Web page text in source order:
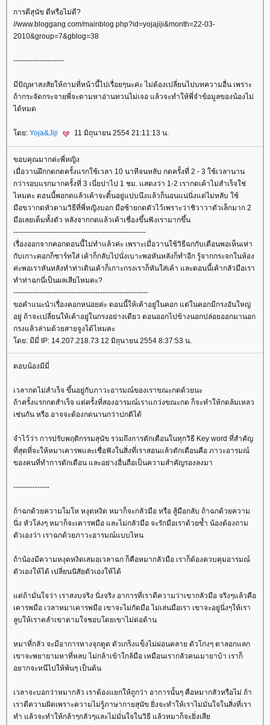
การตีสุนัข ดีหรือไม่ดี?
//www.bloggang.com/mainblog.php?id=yojajiji&month=22-03-
2010&group=7&gblog=38
---------------------
มีปัญหาสงสัยให้ถามที่หน้านี้ไปเรื่อยๆนะค่ะ ไม่ต้องเปลี่ยนไปบทความอื่น เพราะ
ถ้ากระจัดกระจายพี่จะตามหาอ่านทวนไม่เจอ แล้วจะทำให้พี่จำข้อมูลของน้องไม่
ได้หมด
ดย: Yoja&Jiji 11 มิถุนายน 2554 21:11:13 น.
ขอบคุณมากค่ะพี่หญิง
เมื่อวานฝึกกดกดครั้งแรกใช้เวลา 10 นาทีจนหลับ กดครั้งที่ 2 - 3 ใช้เวลานาน
กว่ารอบแรกมากครั้งที่ 3 เนี่ยปาไป 1 ชม. แสดงว่า 1-2 เรากดเค้าไม่สำเร็จใช่
ไหมคะ ตอนนี้พอกดแล้วเค้าจะดิ้นอยู่แปบนึงแล้วก็นอนแน่นิ่งแต่ไม่หลับ ใช้
มือขวากดหัวตามวิธีที่พี่หญิงบอก มือซ้ายกดตัวไว้เพราะว่าชิวาวาตัวเล็กมาก 2
มือเลยเต็มทั้งตัว หลังจากกดแล้วเค้าเชื่องขึ้นฟังเรามากขึ้น
-------------------------------------------------------
เรื่องออกจากคอกตอนนี้ไม่ทำแล้วค่ะ เพราะเมื่อวานใช้วิธีฉกกับเตือนพอเห็นเห่า
กับเกาะคอกก็ชาร์ทใส่ เค้าก็กลับไปนั่งเบาะพอหันหลังก็ทำอีก รู้จากกระจกในห้อง
ค่ะพอเราหันหลังทำท่าเดินเค้าก็เกาะกรงเราก็หันใส่เค้า และตอนนี้เค้ากลัวมือเรา
ทำท่าฉกนี่เป็นผลเสียไหมคะ?
--------------------------------------------------------
ขอคำแนะนำเรื่องคอกหน่อยค่ะ ตอนนี้ให้เค้าอยู่ในคอก แต่ในคอกมีกรงอันใหญ่
อยู่ ถ้าจะเปลี่ยนให้เค้าอยู่ในกรงอย่างเดียว ตอนออกไปข้างนอกปล่อยออกมานอก
กรงแล้วล่ามด้วยสายจูงได้ไหมคะ
ดย: มีมี่ IP: 14.207.218.73 12 มิถุนายน 2554 8:37:53 น.
ตอบน้องมีมี่
เวลากดไม่สำเร็จ ขึ้นอยู่กับภาวะอารมณ์ของเราขณะกดด้วยนะ
ถ้าครั้งแรกกดสำเร็จ แต่ครั้งที่สองอารมณ์เราแกว่งขณะกด ก็จะทำให้กดล้มเหลว
เช่นกัน หรือ อาจจะต้องกดนานกว่าปกติได้
จำไว้ว่า การปรับพฤติกรรมสุนัข รวมถึงการตักเตือนในทุกวิธี Key word ที่สำคัญ
ที่สุดที่จะให้หมาเคารพและเชื่อฟังในสิ่งที่เราสอนแล้วตักเตือนคือ ภาวะอารมณ์
ของคนที่ทำการตักเตือน และอย่างอื่นถือเป็นความสำคัญรองลงมา
---------------
ถ้าฉกด้วยความโมโห หงุดหงิด หมาก็จะกลัวมือ หรือ สู้มือกลับ ถ้าฉกด้วยความ
นิ่ง หัวโล่งๆ หมาก็จะเคารพมือ และไม่กลัวมือ จะรักมือเราด้วยซ้ำ น้องต้องถาม
ตัวเองว่า เราฉกด้วยภาวะอารมณ์แบบไหน
ถ้าน้องมีความหงุดหงิดเสมอเวลาฉก ก็คือหมากลัวมือ เราก็ต้องควบคุมอารมณ์
ตัวเองให้ได้ เปลี่ยนนิสัยตัวเองให้ได้
ต่ถ้ามั่นใจว่า เราสงบจริง นิ่งจริง อาการที่เราตีความว่าเขากลัวมือ จริงๆแล้วคือ
เคารพมือ เวลาหมาเคารพมือ เขาจะไม่กัดมือ ไม่เล่นมือเรา เขาจะอยู่นิ่งๆให้เรา
ลูบให้เราคลำเขาตามใจชอบโดยเขาไม่ต่อต้าน
หมาที่กลัว จะมีอาการหางจุกตูด ตัวเกร็งแข็งไม่ผ่อนคลาย ตัวโก่งๆ ตาลอกแลก
เขาจะพยายามหาที่หลบ ไม่กล้าเข้าใกล้มือ เหมือนเรากลัวคนเมายาบ้า เราก็
อยากจะหนีไปให้พ้นๆ เป็นต้น
เวลาจะบอกว่าหมากลัว เราต้องแยกให้ถูกว่า อาการนั้นๆ คือหมากลัวหรือไม่ ถ้า
เราตีความผิดเพราะความไม่รู้ภาษากายสุนัข ยิ่งจะทำให้เราไม่มั่นใจในสิ่งที่เรา
ทำ แล้วจะทำให้กล้าๆกลัวๆและไม่มั่นใจในวิธี แล้วหมาก็จะยิ่งเสี